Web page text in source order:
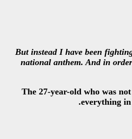
But instead I have been
national anthem. And in
The 27-year-old who was
everything